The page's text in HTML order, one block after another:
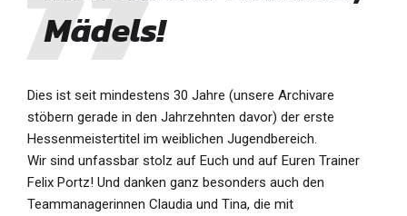
Mädels!
Dies ist seit mindestens 30 Jahre (unsere Archivare
stöbern gerade in den Jahrzehnten davor) der erste
Hessenmeistertitel im weiblichen Jugendbereich.
Wir sind unfassbar stolz auf Euch und auf Euren Trainer
Felix Portz! Und danken ganz besonders auch den
Teammanagerinnen Claudia und Tina, die mit